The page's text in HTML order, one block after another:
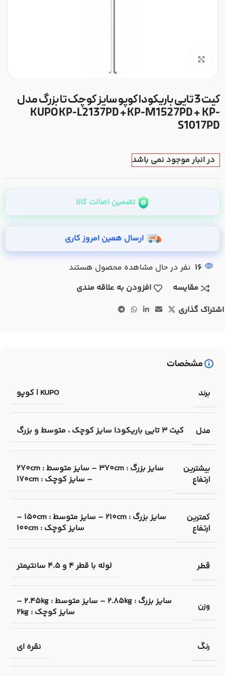
کیت 3 تایی باریکودا کوپو سایز کوچک تا بزرگ مدل
KUPO KP-L2137PD + KP-M1527PD + KP-
S1017PD
در انبار موجود نمی باشد
تضمین اصالت کالا
ارسال همین امروز کاری
16 نفر در حال مشاهده محصول هستند
مقایسه
افزودن به علاقه مندی
اشتراک گذاری
مشخصات
برند KUPO | کوپو
مدل کیت 3 تایی باریکودا سایز کوچک ، متوسط و بزرگ
بیشترین
ارتفاع
سایز بزرگ : 370cm – سایز متوسط : 270cm
– سایز کوچک : 170cm
کمترین
ارتفاع
سایز بزرگ : 210cm – سایز متوسط : 150cm –
سایز کوچک : 100cm
قطر لوله با قطر 4 و 4.5 سانتیمتر
وزن
سایز بزرگ : 2.85kg – سایز متوسط : 2.45kg –
سایز کوچک : 2kg
رنگ نقره ای